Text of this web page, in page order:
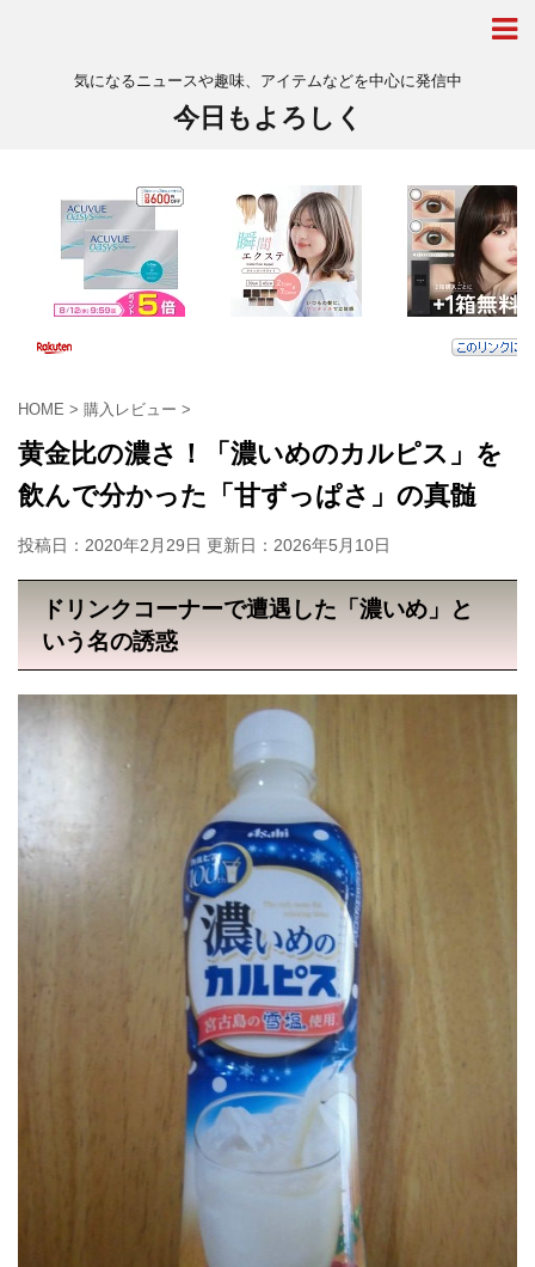
気になるニュースや趣味、アイテムなどを中心に発信中
今日もよろしく
HOME > 購入レビュー >
黄金比の濃さ！「濃いめのカルピス」を
飲んで分かった「甘ずっぱさ」の真髄
投稿日：2020年2月29日 更新日： 2026年5月10日
ドリンクコーナーで遭遇した「濃いめ」と
いう名の誘惑